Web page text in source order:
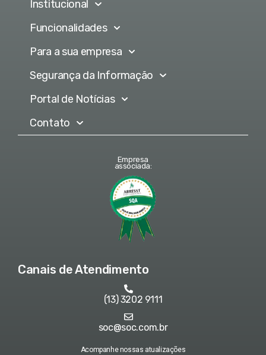
Institucional
Funcionalidades
Para a sua empresa
Segurança da Informação
Portal de Notícias
Contato
Empresa
associada:
Canais de Atendimento
(13) 3202 9111
soc@soc.com.br
Acompanhe nossas atualizações